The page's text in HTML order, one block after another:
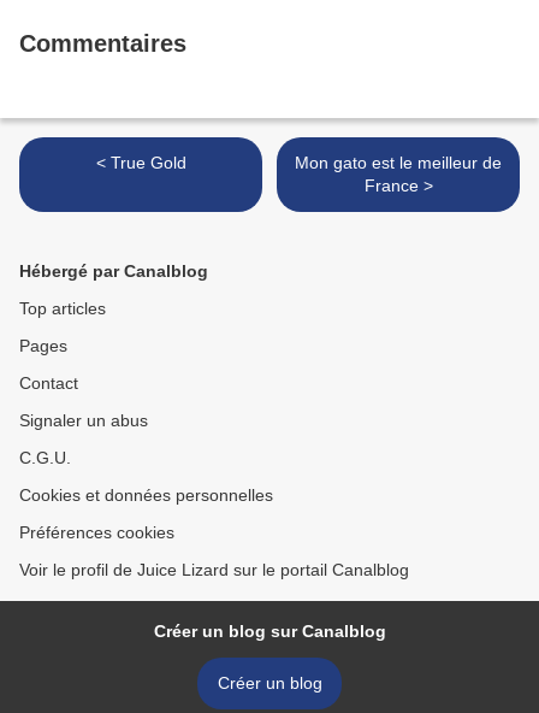
Commentaires
< True Gold
Mon gato est le meilleur de
France >
Hébergé par Canalblog
Top articles
Pages
Contact
Signaler un abus
C.G.U.
Cookies et données personnelles
Préférences cookies
Voir le profil de Juice Lizard sur le portail Canalblog
Créer un blog sur Canalblog
Créer un blog